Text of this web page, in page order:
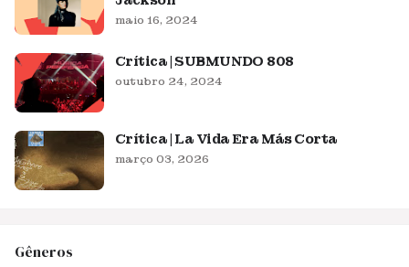
maio 16, 2024
Crítica | SUBMUNDO 808
outubro 24, 2024
Crítica | La Vida Era Más Corta
março 03, 2026
Gêneros